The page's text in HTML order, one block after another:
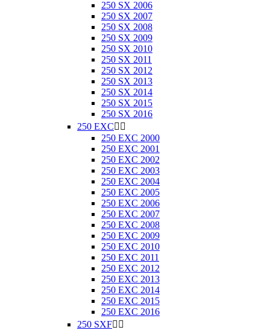
250 SX 2006
250 SX 2007
250 SX 2008
250 SX 2009
250 SX 2010
250 SX 2011
250 SX 2012
250 SX 2013
250 SX 2014
250 SX 2015
250 SX 2016
250 EXC 
250 EXC 2000
250 EXC 2001
250 EXC 2002
250 EXC 2003
250 EXC 2004
250 EXC 2005
250 EXC 2006
250 EXC 2007
250 EXC 2008
250 EXC 2009
250 EXC 2010
250 EXC 2011
250 EXC 2012
250 EXC 2013
250 EXC 2014
250 EXC 2015
250 EXC 2016
250 SXF 